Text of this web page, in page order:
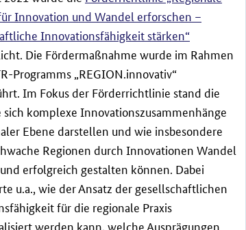
Innovation und Wandel erforschen –
Innovationsfähigkeit stärken“
Die Fördermaßnahme wurde im Rahmen
Programms „REGION.innovativ“
Im Fokus der Förderrichtlinie stand die
sich komplexe Innovationszusammenhänge
Ebene darstellen und wie insbesondere
Regionen durch Innovationen Wandel
erfolgreich gestalten können. Dabei
u.a., wie der Ansatz der gesellschaftlichen
für die regionale Praxis
werden kann, welche Ausprägungen